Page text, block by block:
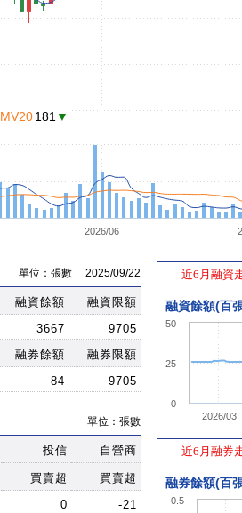
2026/06
MV20181 ▼
單位：張數 2025/09/22
融資餘額
融資限額
3667
9705
融券餘額
融券限額
84 9705
單位：張數
投信 自營商
買賣超
買賣超
0
-21
近6月融資
融資餘額(百
2026/03
0
25
50
近6月融券
融券餘額(百
0.5